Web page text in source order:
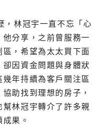
，林冠宇一直不忘「心
分享，之前曾服務一
，希望為太太買下面
因資金問題與身體狀
年持續為客戶關注區
助找到理想的房子，
林冠宇轉介了許多親
果。